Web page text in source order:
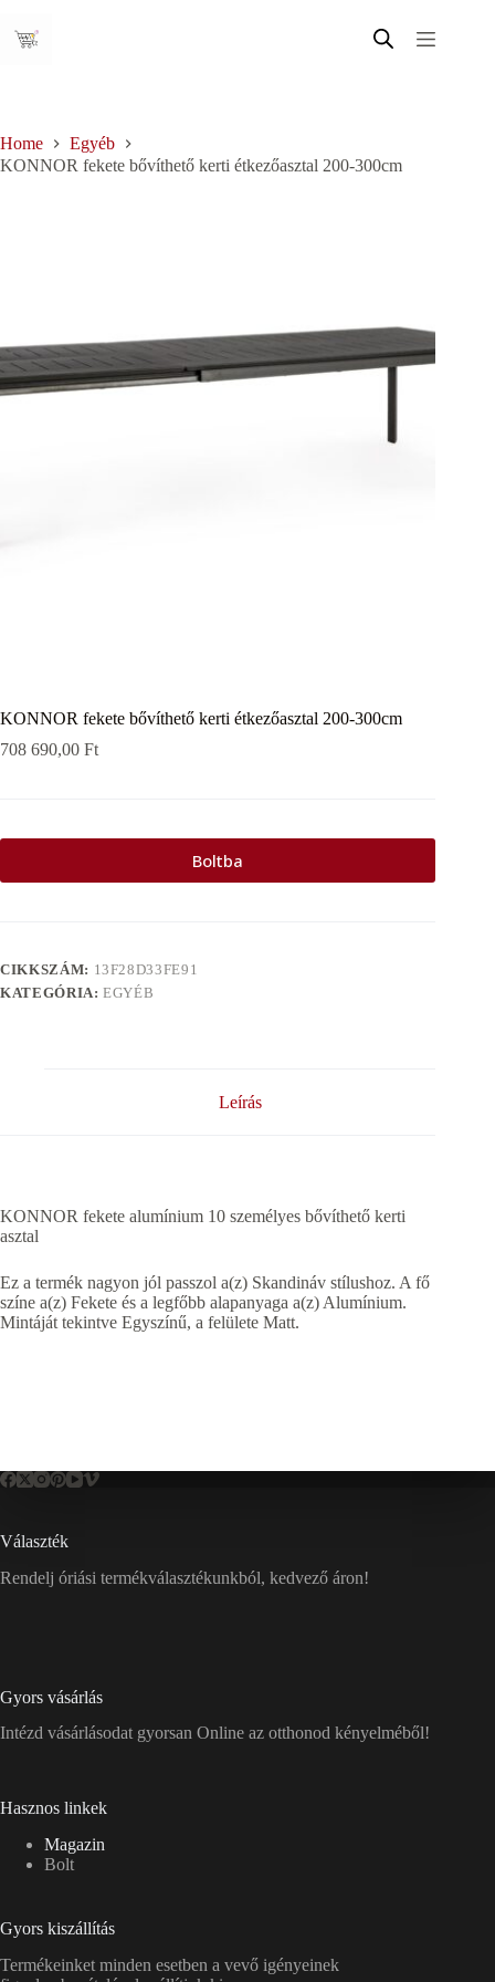
content
Home
Egyéb
KONNOR fekete bővíthető kerti étkezőasztal 200-300cm
KONNOR fekete bővíthető kerti étkezőasztal 200-300cm
708 690,00 Ft
Boltba
CIKKSZÁM: 13F28D33FE91
KATEGÓRIA:EGYÉB
Leírás
KONNOR fekete alumínium 10 személyes bővíthető kerti
asztal
Ez a termék nagyon jól passzol a(z) Skandináv stílushoz. A fő
színe a(z) Fekete és a legfőbb alapanyaga a(z) Alumínium.
Mintáját tekintve Egyszínű, a felülete Matt.
Választék
Rendelj óriási termékválasztékunkból, kedvező áron!
Gyors vásárlás
Intézd vásárlásodat gyorsan Online az otthonod kényelméből!
Hasznos linkek
Magazin
Bolt
Gyors kiszállítás
Termékeinket minden esetben a vevő igényeinek